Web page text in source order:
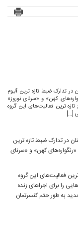
تدارک ضبط تازه ترین آلبوم
کهن» و «سرنای نوروز»
ترین فعالیت‌های این گروه
[…]
در تدارک ضبط تازه ترین
«رنگواره‌های کهن» و «سرنای
فعالیت‌های این گروه
را برای اجراهای زنده
به طور حتم کنسرتمان